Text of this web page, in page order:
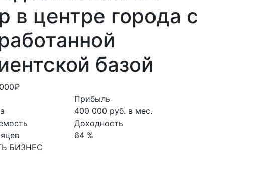
в центре города с
базой
БИЗНЕС
Прибыль
400 000 руб. в мес.
Доходность
64 %